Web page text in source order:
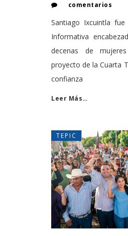
comentarios
Santiago Ixcuintla
Informativa
decenas de
proyecto de la Cuarta
confianza
Leer Más…
TEPIC